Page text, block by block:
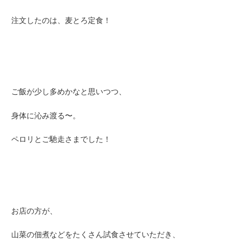
注文したのは、麦とろ定食！
ご飯が少し多めかなと思いつつ、
身体に沁み渡る〜。
ペロリとご馳走さまでした！
お店の方が、
山菜の佃煮などをたくさん試食させていただき、